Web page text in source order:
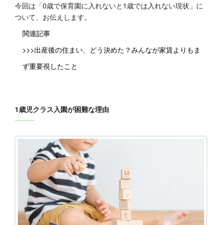
今回は「0歳で保育園に入れないと1歳では入れない現状」に
ついて、お伝えします。
関連記事
>>>出産後の住まい、どう決めた？みんなが家賃よりもま
ず重要視したこと
1歳児クラス入園が困難な理由